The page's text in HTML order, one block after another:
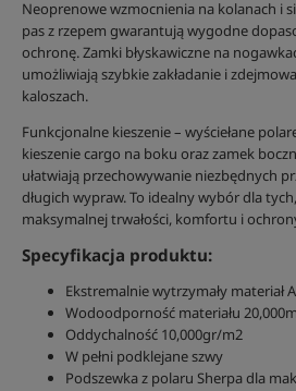
Neoprenowe wzmocnienia na kolanach i
pas z rzepem gwarantują wygodne
ochronę. Zamki błyskawiczne na
umożliwiają szybkie zakładanie i
kaloszach.
Funkcjonalne kieszenie – wyściełane
kieszenie cargo na boku oraz zamek
ułatwiają przechowywanie niezbędnych
długich wypraw. To idealny wybór dla
maksymalnej trwałości, komfortu i
Specyfikacja produktu:
Ekstremalnie wytrzymały materiał
Wodoodporność materiału
Oddychalność 10,000gr/m2
W pełni podklejane szwy
Podszewka z polaru Sherpa dla